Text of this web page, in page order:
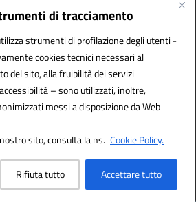
di tracciamento
strumenti di profilazione degli utenti -
cookies tecnici necessari al
del sito, alla fruibilità dei servizi
– sono utilizzati, inoltre,
messi a disposizione da Web
sito, consulta la ns. Cookie Policy.
Rifiuta tutto Accettare tutto
"P.L. NERVI" SEGNI - Telefono:
- PEC: RMIS099002@pec.istruzione.it
Powered by 3D Solution S.r.l.
& Design by Designers Italia